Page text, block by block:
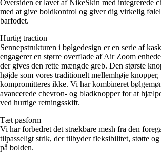
Oversiden er lavet af NikeSkin med integrerede
med at give boldkontrol og giver dig virkelig
barfodet.
Hurtig traction
Sennepstrukturen i bølgedesign er en serie af
engagerer en større overflade af Air Zoom
der gives den rette mængde greb. Den største
højde som vores traditionelt mellemhøje knopper,
kompromitteres ikke. Vi har kombineret
avancerede chevron- og bladknopper for at
ved hurtige retningsskift.
Tæt pasform
Vi har forbedret det strækbare mesh fra den
tilpasseligt strik, der tilbyder fleksibilitet, støtte
på bolden.